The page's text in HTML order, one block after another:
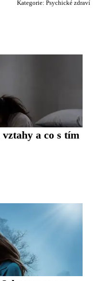
Kategorie: Psychické zdraví
a co s tím